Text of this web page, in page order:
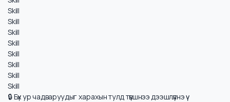
Програмчлалын хэл (Python, Java, JavaScript)
Skill
Skill
Skill
Skill
Skill
Skill
Skill
Skill